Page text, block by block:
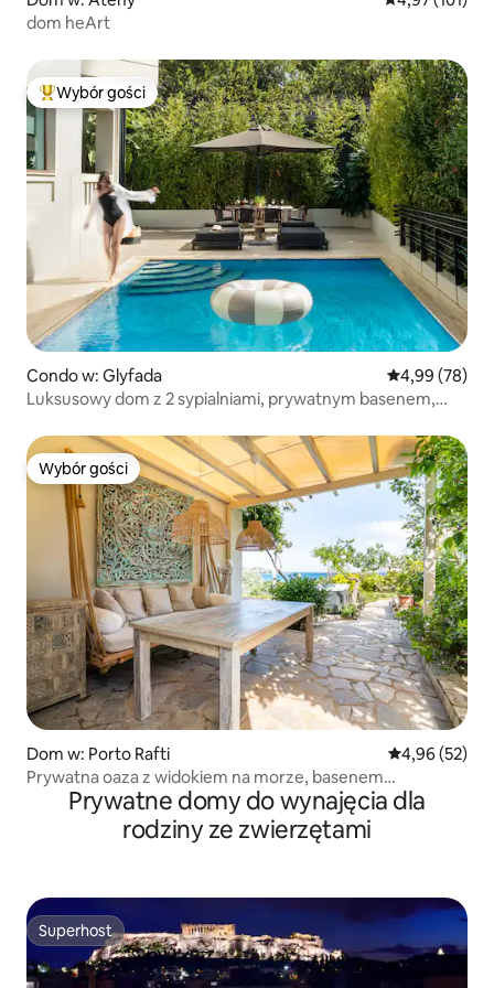
dom heArt
Najpopularniejsze z kategorii Wybór gości
Wybór gości
Condo w: Glyfada Średnia
4,99 (78)
Luksusowy dom z 2 sypialniami, prywatnym basenem,
Wybór gości
Wybór gości
Dom w: Porto Rafti Średnia
4,96 (52)
Prywatna oaza z widokiem na morze, basenem
i podgrzewanym jacuzzi
Prywatne domy do wynajęcia dla
rodziny ze zwierzętami
Superhost
Superhost